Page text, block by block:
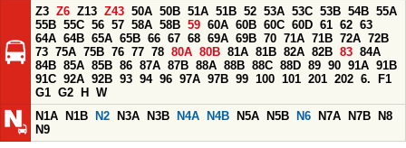
Z3 Z6 Z13 Z43 50A 50B 51A 51B 52 53A 53C 53B 54B 55A
55B 55C 56 57 58A 58B 59 60A 60B 60C 60D 61 62 63
64A 64B 65A 65B 66 67 68 69A 69B 70 71A 71B 72A 72B
73 75A 75B 76 77 78 80A 80B 81A 81B 82A 82B 83 84A
84B 85A 85B 86 87A 87B 88A 88B 88C 88D 89 90 91A 91B
91C 92A 92B 93 94 96 97A 97B 99 100 101 201 202 6.
F1
G1 G2 H
W
N1A
N1B N2 N3A N3B N4A N4B N5A N5B N6 N7A N7B
N8
N9